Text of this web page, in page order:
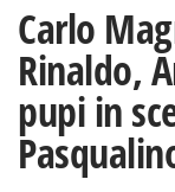
Carlo
Rinaldo,
pupi in